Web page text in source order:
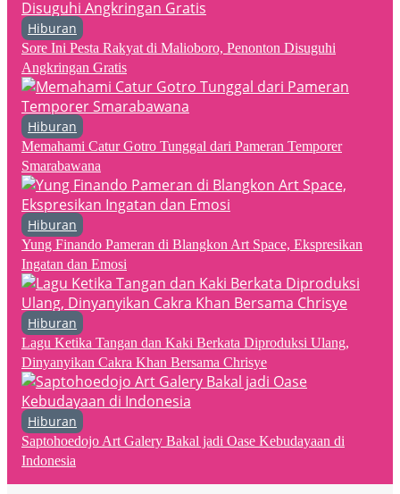
Hiburan
Sore Ini Pesta Rakyat di Malioboro, Penonton Disuguhi
Angkringan Gratis
Hiburan
Memahami Catur Gotro Tunggal dari Pameran Temporer
Smarabawana
Hiburan
Yung Finando Pameran di Blangkon Art Space, Ekspresikan
Ingatan dan Emosi
Hiburan
Lagu Ketika Tangan dan Kaki Berkata Diproduksi Ulang,
Dinyanyikan Cakra Khan Bersama Chrisye
Hiburan
Saptohoedojo Art Galery Bakal jadi Oase Kebudayaan di
Indonesia